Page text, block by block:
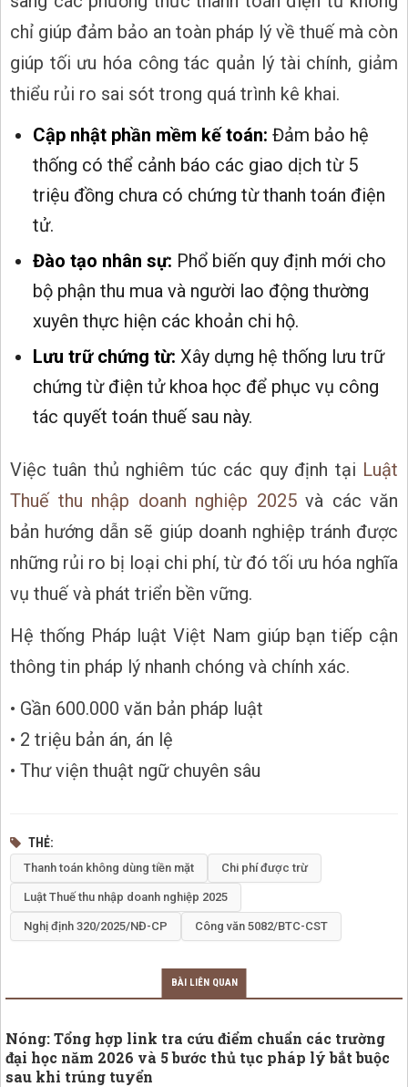
chỉ giúp đảm bảo an toàn pháp lý về thuế mà còn
giúp tối ưu hóa công tác quản lý tài chính, giảm
thiểu rủi ro sai sót trong quá trình kê khai.
Cập nhật phần mềm kế toán: Đảm bảo hệ
thống có thể cảnh báo các giao dịch từ 5
triệu đồng chưa có chứng từ thanh toán điện
tử.
Đào tạo nhân sự: Phổ biến quy định mới cho
bộ phận thu mua và người lao động thường
xuyên thực hiện các khoản chi hộ.
Lưu trữ chứng từ: Xây dựng hệ thống lưu trữ
chứng từ điện tử khoa học để phục vụ công
tác quyết toán thuế sau này.
Việc tuân thủ nghiêm túc các quy định tại Luật
Thuế thu nhập doanh nghiệp 2025và các văn
bản hướng dẫn sẽ giúp doanh nghiệp tránh được
những rủi ro bị loại chi phí, từ đó tối ưu hóa nghĩa
vụ thuế và phát triển bền vững.
Hệ thống Pháp luật Việt Nam giúp bạn tiếp cận
thông tin pháp lý nhanh chóng và chính xác.
• Gần 600.000 văn bản pháp luật
• 2 triệu bản án, án lệ
• Thư viện thuật ngữ chuyên sâu
THẺ
Thanh toán không dùng tiền mặt Chi phí được trừ
Luật Thuế thu nhập doanh nghiệp 2025
Nghị định 320/2025/NĐ-CP Công văn 5082/BTC-CST
BÀI LIÊN QUAN
Nóng: Tổng hợp link tra cứu điểm chuẩn các trường
đại học năm 2026 và 5 bước thủ tục pháp lý bắt buộc
sau khi trúng tuyển